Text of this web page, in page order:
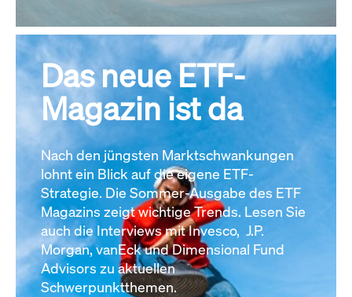
Alle Events
Das neue ETF-
Magazin ist da
Nach den jüngsten Marktschwankungen
lohnt ein Blick auf die eigene ETF-
Strategie. Die Sommer-Ausgabe des ETF
Magazins zeigt wichtige Trends. Lesen Sie
auch die Interviews mit Invesco, J.P.
Morgan, vanEck und Dimensional Fund
Advisors zu aktuellen
Schwerpunktthemen.